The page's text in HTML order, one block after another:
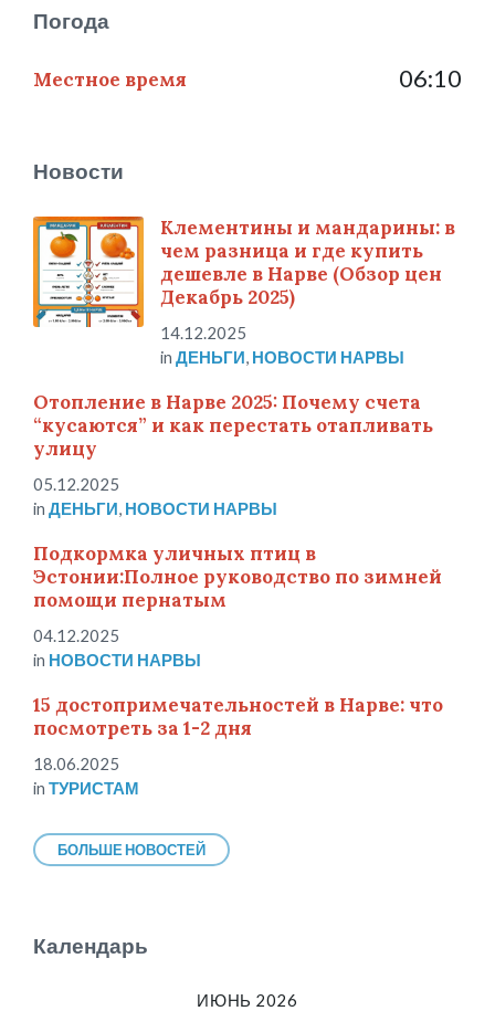
Погода
Местное время 06:10
Новости
Клементины и мандарины: в
чем разница и где купить
дешевле в Нарве (Обзор цен
Декабрь 2025)
14.12.2025
in ДЕНЬГИ НОВОСТИ НАРВЫ
Отопление в Нарве 2025: Почему счета
“кусаются” и как перестать отапливать
улицу
05.12.2025
in ДЕНЬГИ НОВОСТИ НАРВЫ
Подкормка уличных птиц в
Эстонии:Полное руководство по зимней
помощи пернатым
04.12.2025
in НОВОСТИ НАРВЫ
15 достопримечательностей в Нарве: что
посмотреть за 1-2 дня
18.06.2025
in ТУРИСТАМ
БОЛЬШЕ НОВОСТЕЙ
Календарь
ИЮНЬ 2026